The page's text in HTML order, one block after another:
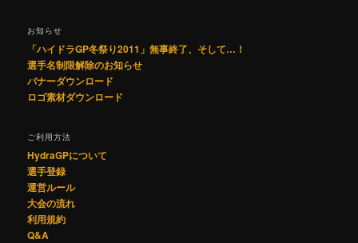
お知らせ
「ハイドラGP冬祭り2011」無事終了、そして…！
選手名制限解除のお知らせ
バナーダウンロード
ロゴ素材ダウンロード
ご利用方法
HydraGPについて
選手登録
運営ルール
大会の流れ
利用規約
Q&A